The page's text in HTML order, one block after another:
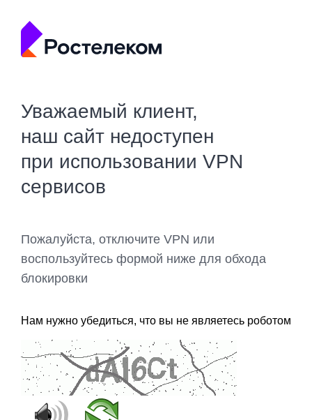
Уважаемый клиент,
наш сайт недоступен
при использовании VPN
сервисов
Пожалуйста, отключите VPN или
воспользуйтесь формой ниже для обхода
блокировки
Нам нужно убедиться, что вы не являетесь роботом